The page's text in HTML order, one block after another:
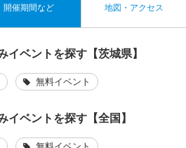
開催期間など 地図・アクセス
イベントを探す【茨城県】
無料イベント
イベントを探す【全国】